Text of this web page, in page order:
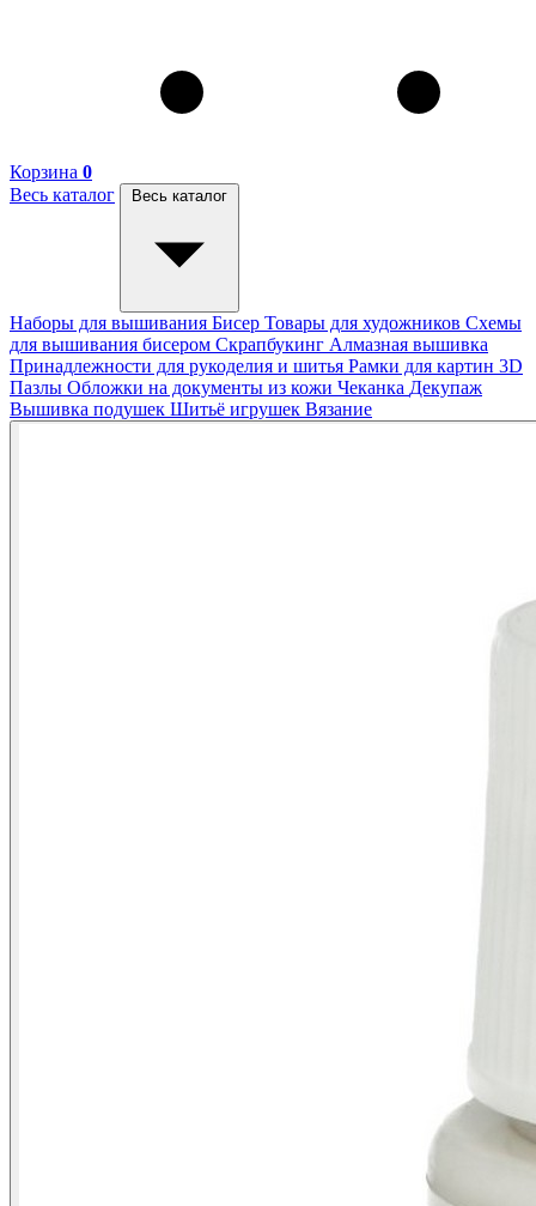
Корзина 0
Весь каталог
Весь каталог
Наборы для вышивания Бисер Товары для художников Схемы
для вышивания бисером Скрапбукинг Алмазная вышивка
Принадлежности для рукоделия и шитья Рамки для картин 3D
Пазлы Обложки на документы из кожи Чеканка Декупаж
Вышивка подушек Шитьё игрушек Вязание